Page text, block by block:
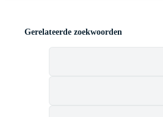
Gerelateerde zoekwoorden